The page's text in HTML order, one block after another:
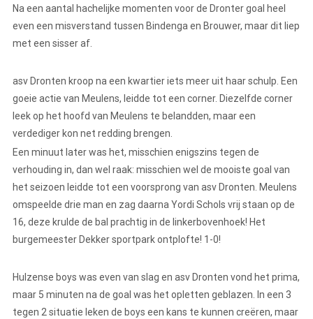
Na een aantal hachelijke momenten voor de Dronter goal heel
even een misverstand tussen Bindenga en Brouwer, maar dit liep
met een sisser af.
asv Dronten kroop na een kwartier iets meer uit haar schulp. Een
goeie actie van Meulens, leidde tot een corner. Diezelfde corner
leek op het hoofd van Meulens te belandden, maar een
verdediger kon net redding brengen.
Een minuut later was het, misschien enigszins tegen de
verhouding in, dan wel raak: misschien wel de mooiste goal van
het seizoen leidde tot een voorsprong van asv Dronten. Meulens
omspeelde drie man en zag daarna Yordi Schols vrij staan op de
16, deze krulde de bal prachtig in de linkerbovenhoek! Het
burgemeester Dekker sportpark ontplofte! 1-0!
Hulzense boys was even van slag en asv Dronten vond het prima,
maar 5 minuten na de goal was het opletten geblazen. In een 3
tegen 2 situatie leken de boys een kans te kunnen creëren, maar